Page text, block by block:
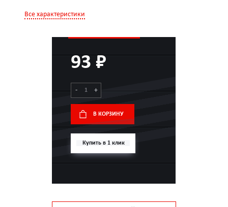
Все характеристики
93 ₽
- +
В КОРЗИНУ
Купить в 1 клик